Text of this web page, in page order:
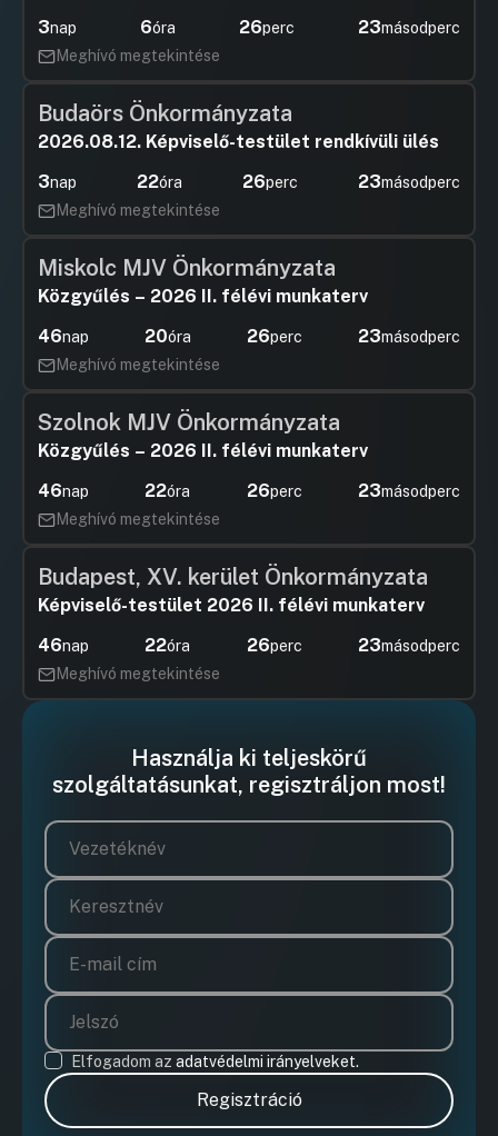
3nap 6óra 26perc 22másodperc
Meghívó megtekintése
Budaörs Önkormányzata
2026.08.12. Képviselő-testület rendkívüli ülés
3nap 22óra 26perc 22másodperc
Meghívó megtekintése
Miskolc MJV Önkormányzata
Közgyűlés – 2026 II. félévi munkaterv
46nap 20óra 26perc 22másodperc
Meghívó megtekintése
Szolnok MJV Önkormányzata
Közgyűlés – 2026 II. félévi munkaterv
46nap 22óra 26perc 22másodperc
Meghívó megtekintése
Budapest, XV. kerület Önkormányzata
Képviselő-testület 2026 II. félévi munkaterv
46nap 22óra 26perc 22másodperc
Meghívó megtekintése
Használja ki teljeskörű
szolgáltatásunkat, regisztráljon most!
Elfogadom az adatvédelmi irányelveket.
Regisztráció